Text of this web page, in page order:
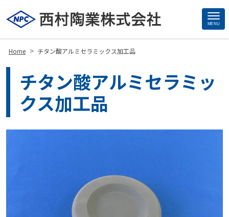
MENU
Home > チタン酸アルミセラミックス加工品
チタン酸アルミセラミッ
クス加工品
Site
Footer